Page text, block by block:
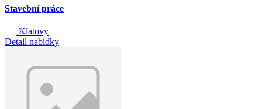
Stavební práce
Klatovy
Detail nabídky